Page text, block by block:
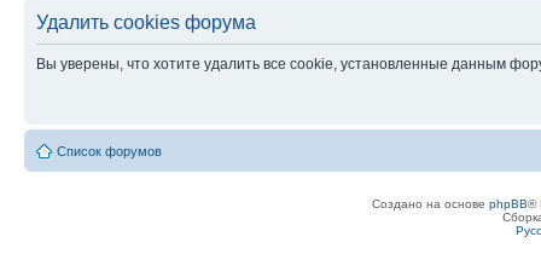
Удалить cookies форума
Вы уверены, что хотите удалить все cookie, установленные данным
Список форумов
Создано на основе phpBB®